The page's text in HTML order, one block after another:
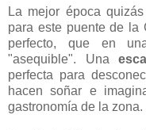
La mejor época
para este puente de la
perfecto, que en
"asequible". Una
perfecta para
hacen soñar e
gastronomía de la zona.